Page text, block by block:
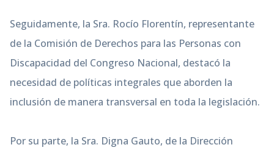
Seguidamente, la Sra. Rocío Florentín, representante
de la Comisión de Derechos para las Personas con
Discapacidad del Congreso Nacional, destacó la
necesidad de políticas integrales que aborden la
inclusión de manera transversal en toda la legislación.
Por su parte, la Sra. Digna Gauto, de la Dirección